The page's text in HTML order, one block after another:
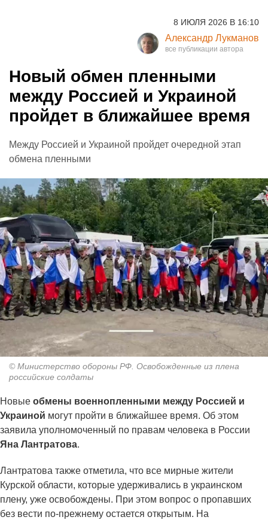
8 ИЮЛЯ 2026 В 16:10
Александр Лукманов
Новый обмен пленными
между Россией и Украиной
пройдет в ближайшее время
Между Россией и Украиной пройдет очередной этап
обмена пленными
© Министерство обороны РФ. Освобожденные из плена
российские солдаты
Новые обмены военнопленными между Россией и
Украиной могут пройти в ближайшее время. Об этом
заявила уполномоченный по правам человека в России
Яна Лантратова.
Лантратова также отметила, что все мирные жители
Курской области, которые удерживались в украинском
плену, уже освобождены. При этом вопрос о пропавших
без вести по‑прежнему остается открытым. На